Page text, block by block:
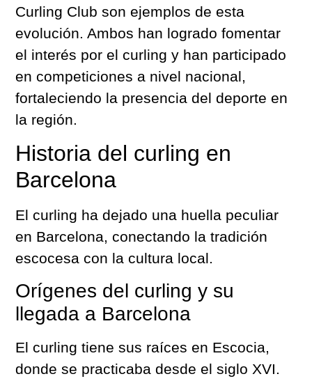
Curling Club son ejemplos de esta
evolución. Ambos han logrado fomentar
el interés por el curling y han participado
en competiciones a nivel nacional,
fortaleciendo la presencia del deporte en
la región.
Historia del curling en
Barcelona
El curling ha dejado una huella peculiar
en Barcelona, conectando la tradición
escocesa con la cultura local.
Orígenes del curling y su
llegada a Barcelona
El curling tiene sus raíces en Escocia,
donde se practicaba desde el siglo XVI.